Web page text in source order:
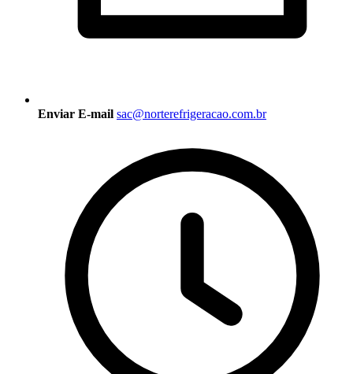
Enviar E-mail sac@norterefrigeracao.com.br